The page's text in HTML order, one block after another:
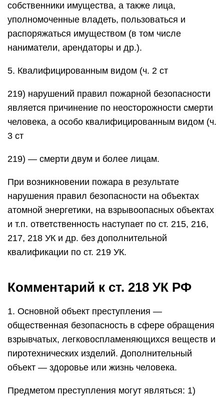
собственники имущества, а также лица,
уполномоченные владеть, пользоваться и
распоряжаться имуществом (в том числе
наниматели, арендаторы и др.).
5. Квалифицированным видом (ч. 2 ст
219) нарушений правил пожарной безопасности
является причинение по неосторожности смерти
человека, а особо квалифицированным видом (ч.
3 ст
219) — смерти двум и более лицам.
При возникновении пожара в результате
нарушения правил безопасности на объектах
атомной энергетики, на взрывоопасных объектах
и т.п. ответственность наступает по ст. 215, 216,
217, 218 УК и др. без дополнительной
квалификации по ст. 219 УК.
Комментарий к ст. 218 УК РФ
1. Основной объект преступления —
общественная безопасность в сфере обращения
взрывчатых, легковоспламеняющихся веществ и
пиротехнических изделий. Дополнительный
объект — здоровье или жизнь человека.
Предметом преступления могут являться: 1)